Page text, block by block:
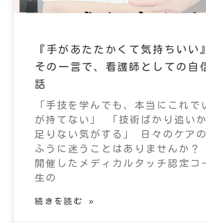
『手があたたかくて気持ちいい
その一言で、看護師としての自
話
「手技を学んでも、本当にこれで
が持てない」 「技術ばかり追い
足りない気がする」 日々のケア
ふうに迷うことはありませんか？
開催したメディカルタッチ認定コ
生の
続きを読む »